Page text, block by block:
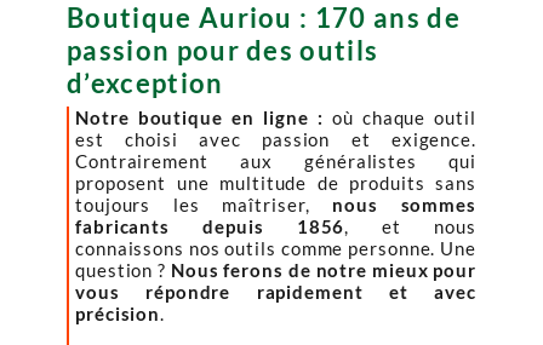
Boutique Auriou : 170 ans de
passion pour des outils
d’exception
Notre boutique en ligne : où chaque outil
est choisi avec passion et exigence.
Contrairement aux généralistes qui
proposent une multitude de produits sans
toujours les maîtriser, nous sommes
fabricants depuis 1856, et nous
connaissons nos outils comme personne. Une
question ? Nous ferons de notre mieux pour
vous répondre rapidement et avec
précision.